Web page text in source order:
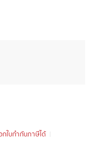
กใบกำกับภาษีได้